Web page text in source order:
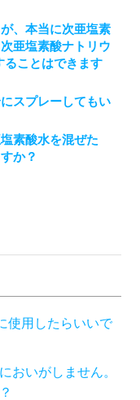
、本当に次亜塩素
亜塩素酸ナトリウ
ることはできます
スプレーしてもい
素酸水を混ぜた
か？
使用したらいいで
おいがしません。